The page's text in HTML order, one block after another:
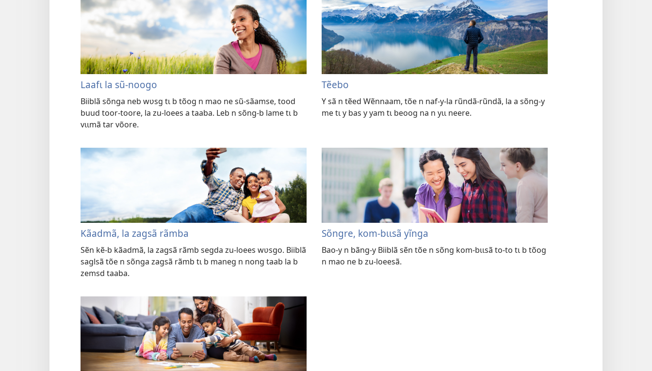
Laafɩ la sũ-noogo
Biiblã sõnga neb wʋsg tɩ b tõog n mao ne sũ-sãamse, tood
buud toor-toore, la zu-loees a taaba. Leb n sõng-b lame tɩ b
vɩɩmã tar võore.
Tẽebo
Y sã n tẽed Wẽnnaam, tõe n naf-y-la rũndã-rũndã, la a sõng-y
me tɩ y bas y yam tɩ beoog na n yɩɩ neere.
Kãadmã, la zagsã rãmba
Sẽn kẽ-b kãadmã, la zagsã rãmb segda zu-loees wʋsgo. Biiblã
saglsã tõe n sõnga zagsã rãmb tɩ b maneg n nong taab la b
zemsd taaba.
Sõngre, kom-bɩɩsã yĩnga
Bao-y n bãng-y Biiblã sẽn tõe n sõng kom-bɩɩsã to-to tɩ b tõog
n mao ne b zu-loeesã.